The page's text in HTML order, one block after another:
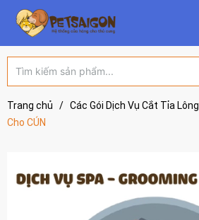
Trang chủ / Các Gói Dịch Vụ Cắt Tỉa Lông
Cho CÚN